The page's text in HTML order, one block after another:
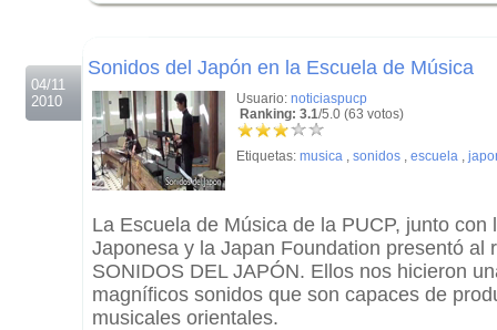
04/11
2010
Sonidos del Japón en la Escuela de Música
Usuario: noticiaspucp
Ranking: 3.1/5.0 (63 votos)
Etiquetas: musica , sonidos , escuela ,
La Escuela de Música de la PUCP, junto con
Japonesa y la Japan Foundation presentó al
SONIDOS DEL JAPÓN. Ellos nos hicieron
magníficos sonidos que son capaces de
musicales orientales.